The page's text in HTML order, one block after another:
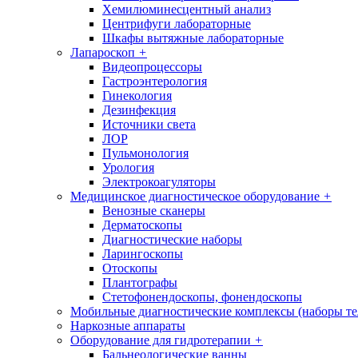
Хемилюминесцентный анализ
Центрифуги лабораторные
Шкафы вытяжные лабораторные
Лапароскоп +
Видеопроцессоры
Гастроэнтерология
Гинекология
Дезинфекция
Источники света
ЛОР
Пульмонология
Урология
Электрокоагуляторы
Медицинское диагностическое оборудование +
Венозные сканеры
Дерматоскопы
Диагностические наборы
Ларингоскопы
Отоскопы
Плантографы
Стетофонендоскопы, фонендоскопы
Мобильные диагностические комплексы (наборы
Наркозные аппараты
Оборудование для гидротерапии +
Бальнеологические ванны